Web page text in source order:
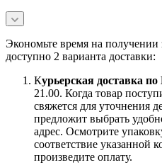
Экономьте время на получении
доступно 2 варианта доставки:
Курьерская доставка
21.00. Когда товар
свяжется для уточнения
предложит выбрать
адрес. Осмотрите
соответствие указанной
произведите оплату.